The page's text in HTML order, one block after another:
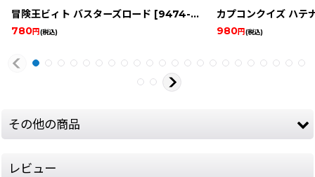
冒険王ビィト バスターズロード [9474-beet-vandel-busters-gba
780円(税込)
カプコンクイズ ハテ
980円(税込)
その他の商品
レビュー